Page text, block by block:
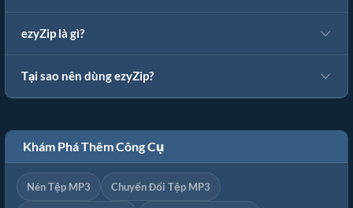
ezyZip là gì?
Tại sao nên dùng ezyZip?
Khám Phá Thêm Công Cụ
Nén Tệp MP3 Chuyển Đổi Tệp MP3